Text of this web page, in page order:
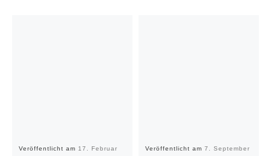
Veröffentlicht am 17. Februar
Veröffentlicht am 7. September